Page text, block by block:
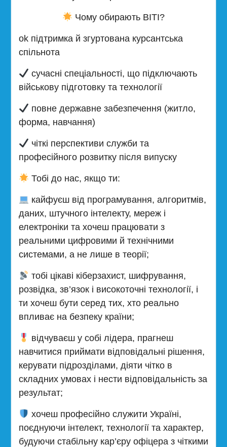
Чому обирають ВІТІ?
ok підтримка й згуртована курсантська
спільнота
сучасні спеціальності, що підключають
військову підготовку та технології
повне державне забезпечення (житло,
форма, навчання)
чіткі перспективи служби та
професійного розвитку після випуску
Тобі до нас, якщо ти:
кайфуєш від програмування, алгоритмів,
даних, штучного інтелекту, мереж і
електроніки та хочеш працювати з
реальними цифровими й технічними
системами, а не лише в теорії;
тобі цікаві кіберзахист, шифрування,
розвідка, зв’язок і високоточні технології, і
ти хочеш бути серед тих, хто реально
впливає на безпеку країни;
відчуваєш у собі лідера, прагнеш
навчитися приймати відповідальні рішення,
керувати підрозділами, діяти чітко в
складних умовах і нести відповідальність за
результат;
хочеш професійно служити Україні,
поєднуючи інтелект, технології та характер,
будуючи стабільну кар’єру офіцера з чіткими